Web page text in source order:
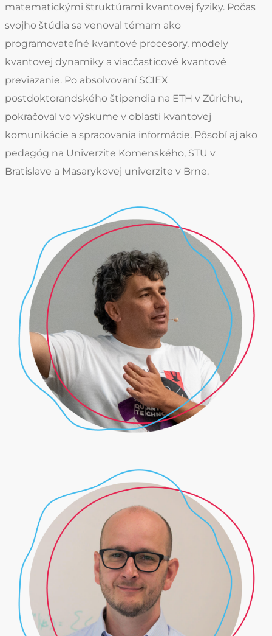
matematickými štruktúrami kvantovej fyziky. Počas
svojho štúdia sa venoval témam ako
programovateľné kvantové procesory, modely
kvantovej dynamiky a viacčasticové kvantové
previazanie. Po absolvovaní SCIEX
postdoktorandského štipendia na ETH v Zürichu,
pokračoval vo výskume v oblasti kvantovej
komunikácie a spracovania informácie. Pôsobí aj ako
pedagóg na Univerzite Komenského, STU v
Bratislave a Masarykovej univerzite v Brne.